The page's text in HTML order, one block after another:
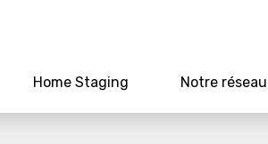
Home Staging Notre réseau